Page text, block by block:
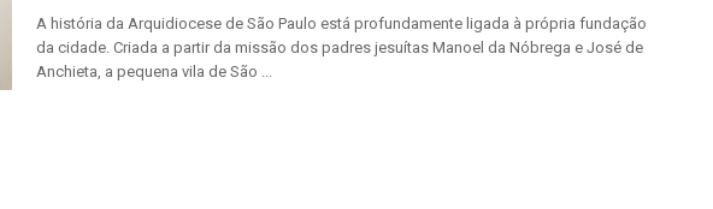
A história da Arquidiocese de São Paulo está profundamente ligada à própria fundação
da cidade. Criada a partir da missão dos padres jesuítas Manoel da Nóbrega e José de
Anchieta, a pequena vila de São ...